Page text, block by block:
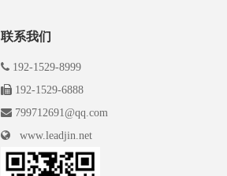
联系我们
 192-1529-8999
 192-1529-6888
 799712691@qq.com
 www.leadjin.net